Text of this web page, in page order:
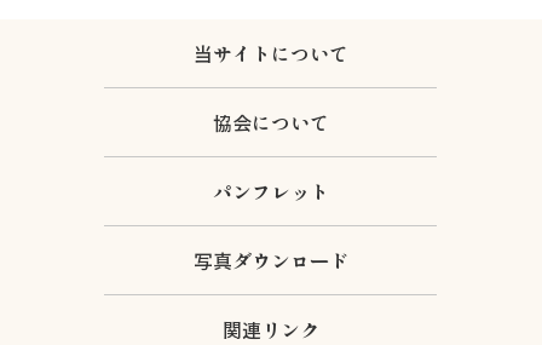
当サイトについて
協会について
パンフレット
写真ダウンロード
関連リンク